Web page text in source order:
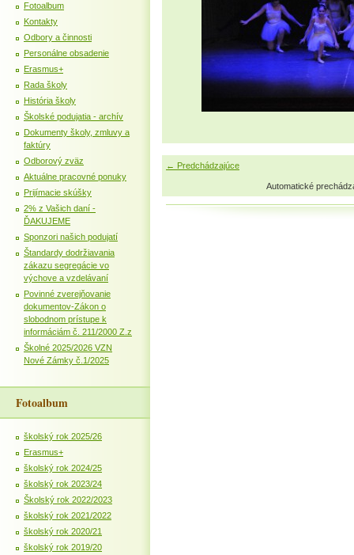
← Predchádzajúce
Automatické
Fotoalbum
Kontakty
Odbory a činnosti
Personálne obsadenie
Erasmus+
Rada školy
História školy
Školské podujatia - archív
Dokumenty školy, zmluvy a
faktúry
Odborový zväz
Aktuálne pracovné ponuky
Prijímacie skúšky
2% z Vašich daní -
ĎAKUJEME
Sponzori našich podujatí
Štandardy dodržiavania
zákazu segregácie vo
výchove a vzdelávaní
Povinné zverejňovanie
dokumentov-Zákon o
slobodnom prístupe k
informáciám č. 211/2000 Z.z
Školné 2025/2026 VZN
Nové Zámky č.1/2025
Fotoalbum
školský rok 2025/26
Erasmus+
školský rok 2024/25
školský rok 2023/24
Školský rok 2022/2023
školský rok 2021/2022
školský rok 2020/21
školský rok 2019/20